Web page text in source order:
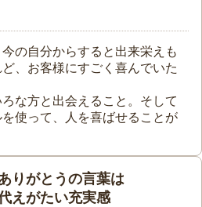
の自分からすると出来栄えも
、お客様にすごく喜んでいた
な方と出会えること。そして
使って、人を喜ばせることが
りがとうの言葉は
えがたい充実感